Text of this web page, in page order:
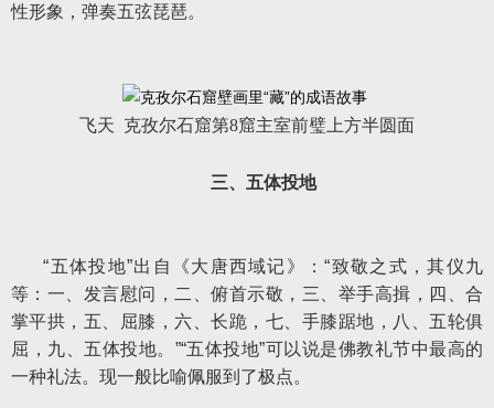
性形象，弹奏五弦琵琶。
飞天 克孜尔石窟第8窟主室前璧上方半圆面
三、五体投地
“五体投地”出自《大唐西域记》：“致敬之式，其仪九
等：一、发言慰问，二、俯首示敬，三、举手高揖，四、合
掌平拱，五、屈膝，六、长跪，七、手膝踞地，八、五轮俱
屈，九、五体投地。”“五体投地”可以说是佛教礼节中最高的
一种礼法。现一般比喻佩服到了极点。